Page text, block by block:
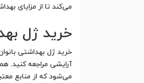
می‌کند تا از مزایای
خرید ژل
خرید ژل بهداشتی
آرایشی مراجعه کنید.
می‌شود که از منابع